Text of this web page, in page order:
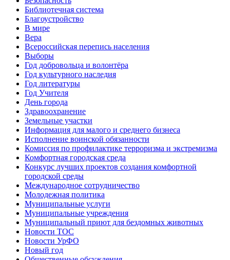
Библиотечная система
Благоустройство
В мире
Вера
Всероссийская перепись населения
Выборы
Год добровольца и волонтёра
Год культурного наследия
Год литературы
Год Учителя
День города
Здравоохранение
Земельные участки
Информация для малого и среднего бизнеса
Исполнение воинской обязанности
Комиссия по профилактике терроризма и экстремизма
Комфортная городская среда
Конкурс лучших проектов создания комфортной
городской среды
Международное сотрудничество
Молодежная политика
Муниципальные услуги
Муниципальные учреждения
Муниципальный приют для бездомных животных
Новости ТОС
Новости УрФО
Новый год